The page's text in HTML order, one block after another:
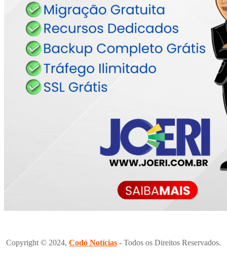
Copyright © 2024, Codó Notícias - Todos os Direitos Reservados.